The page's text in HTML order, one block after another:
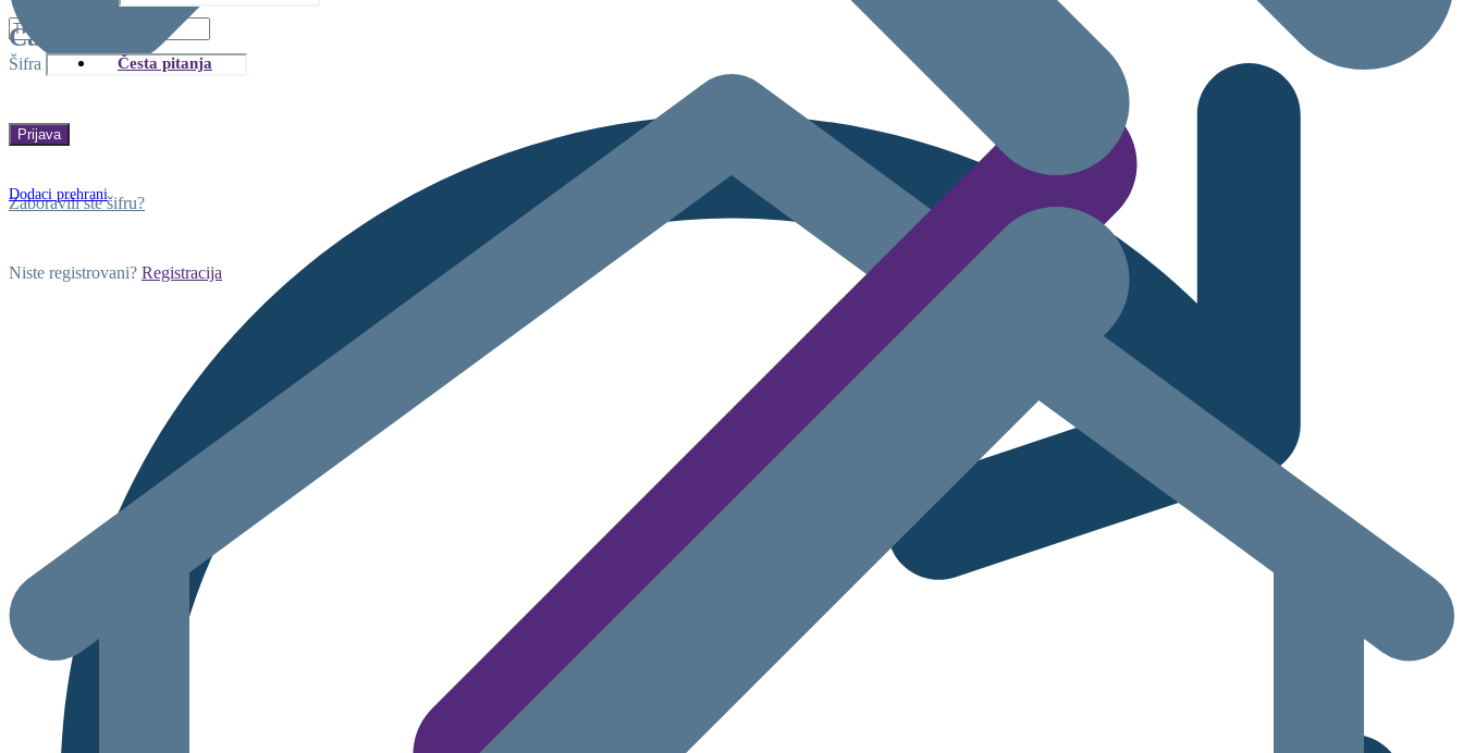
Šifra
Zaboravili ste šifru?
Niste registrovani? Registracija
Česta pitanja
Cart
Dodaci prehrani